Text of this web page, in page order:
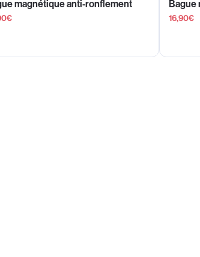
magnétique anti-ronflement
€
Bague
16,90€